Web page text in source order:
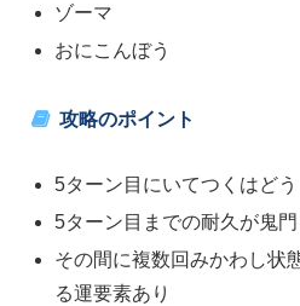
ゾーマ
おにこんぼう
攻略のポイント
5ターン目にいてつくはどう
5ターン目までの耐久が鬼門
その間に複数回みかわし状
る運要素あり